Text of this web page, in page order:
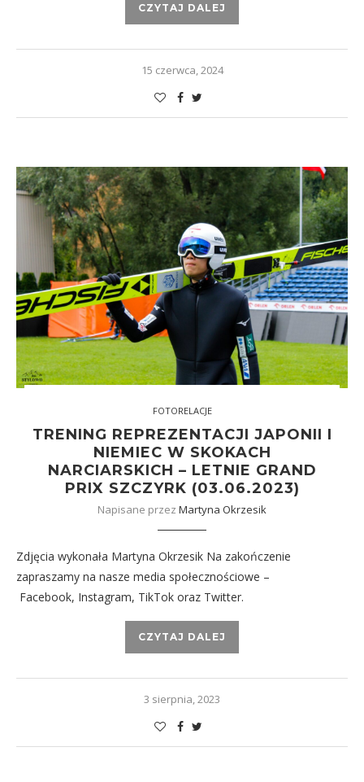
CZYTAJ DALEJ
15 czerwca, 2024
FOTORELACJE
TRENING REPREZENTACJI JAPONII I
NIEMIEC W SKOKACH
NARCIARSKICH – LETNIE GRAND
PRIX SZCZYRK (03.06.2023)
Napisane przez Martyna Okrzesik
Zdjęcia wykonała Martyna Okrzesik Na zakończenie
zapraszamy na nasze media społecznościowe –
Facebook, Instagram, TikTok oraz Twitter.
CZYTAJ DALEJ
3 sierpnia, 2023